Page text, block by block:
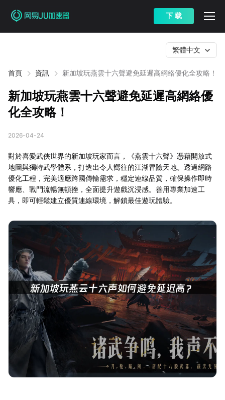
下 载
首頁 資訊 新加坡玩燕雲十六聲避免延遲高網絡優化全攻略！
繁體中文
新加坡玩燕雲十六聲避免延遲高網絡優
化全攻略！
2026-04-24
對於喜愛武俠世界的新加坡玩家而言，《燕雲十六聲》憑藉開放式
地圖與獨特武學體系，打造出令人嚮往的江湖冒險天地。透過網路
優化工程，完美適應跨國傳輸需求，穩定連線品質，確保操作即時
響應、戰鬥流暢無頓挫，全面提升遊戲沉浸感。善用專業加速工
具，即可輕鬆建立優質連線環境，解鎖最佳遊玩體驗。